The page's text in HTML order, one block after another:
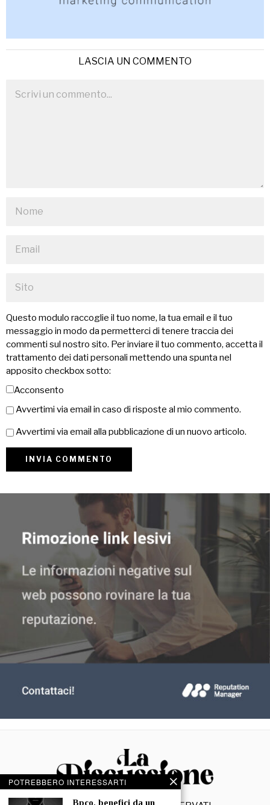
LASCIA UN COMMENTO
Questo modulo raccoglie il tuo nome, la tua email e il tuo
messaggio in modo da permetterci di tenere traccia dei
commenti sul nostro sito. Per inviare il tuo commento, accetta il
trattamento dei dati personali mettendo una spunta nel
apposito checkbox sotto:
Acconsento
Avvertimi via email in caso di risposte al mio commento.
Avvertimi via email alla pubblicazione di un nuovo articolo.
POTREBBERO INTERESSARTI
⁠⁠Bpco, benefici da un